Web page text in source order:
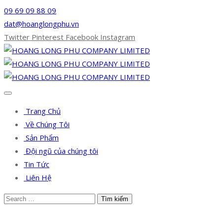
09 69 09 88 09
dat@hoanglongphu.vn
Twitter Pinterest Facebook Instagram
Trang Chủ
Về Chúng Tôi
Sản Phẩm
Đội ngũ của chúng tôi
Tin Tức
Liên Hệ